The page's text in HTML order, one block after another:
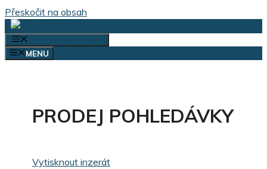
Přeskočit na obsah
MENU
PRODEJ POHLEDÁVKY
Vytisknout inzerát